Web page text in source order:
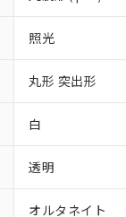
照光
丸形 突出形
白
透明
オルタネイト